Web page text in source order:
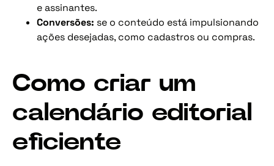
e assinantes.
Conversões: se o conteúdo está impulsionando
ações desejadas, como cadastros ou compras.
Como criar um
calendário editorial
eficiente